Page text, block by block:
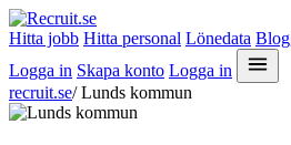
Hitta jobb Hitta personal Lönedata
Logga in Skapa konto Logga in
recruit.se/ Lunds kommun